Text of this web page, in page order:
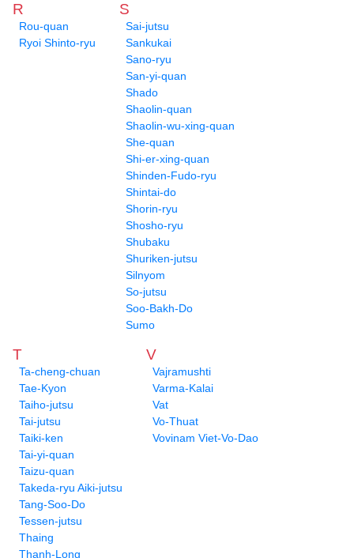
R
Rou-quan
Ryoi Shinto-ryu
S
Sai-jutsu
Sankukai
Sano-ryu
San-yi-quan
Shado
Shaolin-quan
Shaolin-wu-xing-quan
She-quan
Shi-er-xing-quan
Shinden-Fudo-ryu
Shintai-do
Shorin-ryu
Shosho-ryu
Shubaku
Shuriken-jutsu
Silnyom
So-jutsu
Soo-Bakh-Do
Sumo
T
Ta-cheng-chuan
Tae-Kyon
Taiho-jutsu
Tai-jutsu
Taiki-ken
Tai-yi-quan
Taizu-quan
Takeda-ryu Aiki-jutsu
Tang-Soo-Do
Tessen-jutsu
Thaing
Thanh-Long
V
Vajramushti
Varma-Kalai
Vat
Vo-Thuat
Vovinam Viet-Vo-Dao